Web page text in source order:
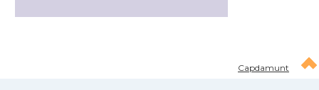
Capdamunt